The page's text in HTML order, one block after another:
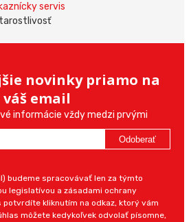
servis
novinky priamo na
váš email
informácie vždy medzi prvými
Odoberať
budeme spracovávať len za týmto
legislatívou a zásadami ochrany
potvrdíte kliknutím na odkaz, ktorý vám
môžete kedykoľvek odvolať písomne,